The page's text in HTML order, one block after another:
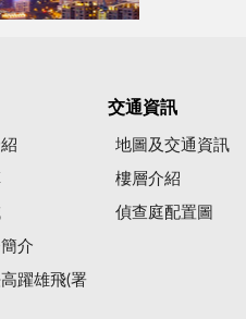
介
躍雄飛(署
交通資訊
地圖及交通資訊
樓層介紹
偵查庭配置圖